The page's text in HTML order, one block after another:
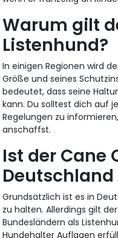
Warum gilt
Listenhund?
In einigen Regionen wird
Größe und seines
bedeutet, dass seine
kann. Du solltest dich auf
Regelungen zu
anschaffst.
Ist der Cane
Grundsätzlich ist es in
zu halten. Allerdings gilt
Bundesländern als
Hundehalter Auflagen